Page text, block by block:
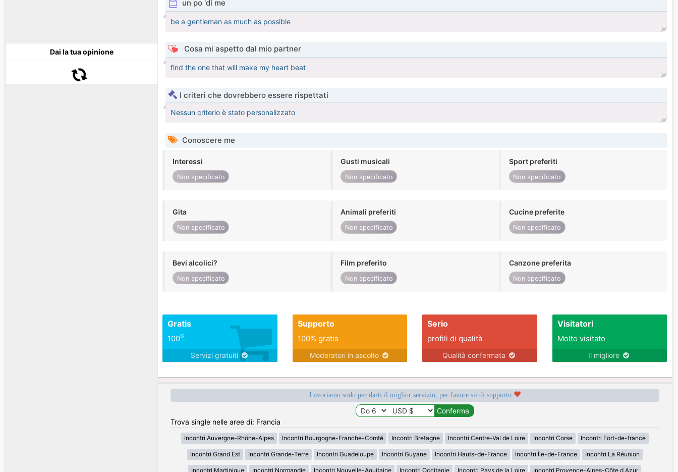
Dai la tua opinione
un po 'di me
be a gentleman as much as possible
Cosa mi aspetto dal mio partner
find the one that will make my heart beat
I criteri che dovrebbero essere rispettati
Nessun criterio è stato personalizzato
Conoscere me
Interessi
Non specificato
Gusti musicali
Non specificato
Sport preferiti
Non specificato
Gita
Non specificato
Animali preferiti
Non specificato
Cucine preferite
Non specificato
Bevi alcolici?
Non specificato
Film preferito
Non specificato
Canzone preferita
Non specificato
Gratis
100%
Servizi gratuiti
Supporto
100% gratis
Moderatori in ascolto
Serio
profili di qualità
Qualità confermata
Visitatori
Molto visitato
Il migliore
Lavoriamo sodo per darti il miglior servizio, per favore sii di supporto
Trova single nelle aree di: Francia
Incontri Auvergne-Rhône-Alpes Incontri Bourgogne-Franche-Comté Incontri Bretagne Incontri Centre-Val de Loire Incontri Corse Incontri Fort-de-france
Incontri Grand Est Incontri Grande-Terre Incontri Guadeloupe Incontri Guyane Incontri Hauts-de-France Incontri Île-de-France Incontri La Réunion
Incontri Martinique Incontri Normandie Incontri Nouvelle-Aquitaine Incontri Occitanie Incontri Pays de la Loire Incontri Provence-Alpes-Côte d Azur